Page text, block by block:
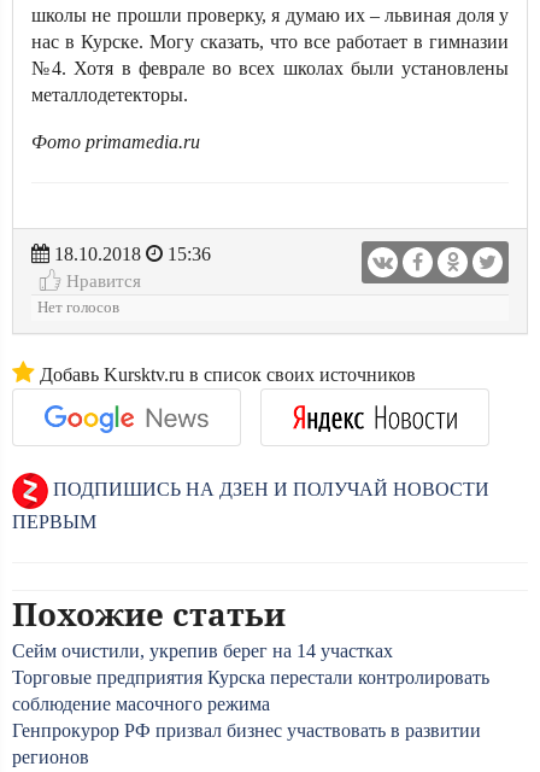
школы не прошли проверку, я думаю их – львиная доля у
нас в Курске. Могу сказать, что все работает в гимназии
№4. Хотя в феврале во всех школах были установлены
металлодетекторы.
Фото primamedia.ru
18.10.2018
15:36
Нравится
Нет голосов
Добавь Kursktv.ru в список своих источников
ПОДПИШИСЬ НА ДЗЕН И ПОЛУЧАЙ НОВОСТИ
ПЕРВЫМ
Похожие статьи
Сейм очистили, укрепив берег на 14 участках
Торговые предприятия Курска перестали контролировать
соблюдение масочного режима
Генпрокурор РФ призвал бизнес участвовать в развитии
регионов